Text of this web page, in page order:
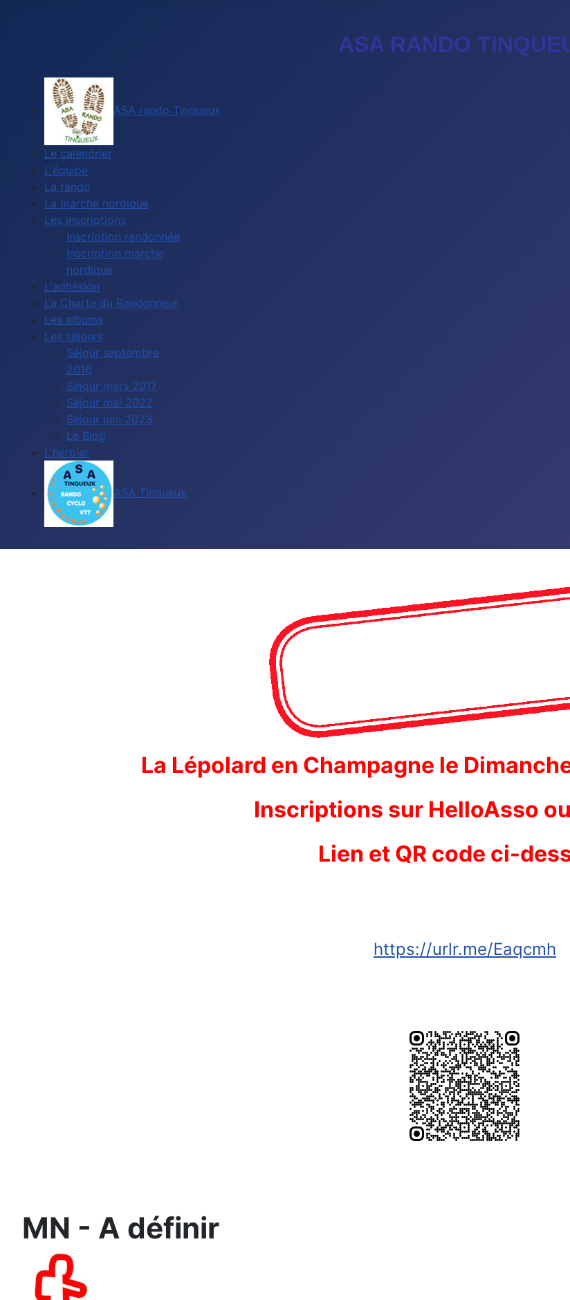
ASA RANDO
ASA rando Tinqueux
Le calendrier
L'équipe
La rando
La marche nordique
Les inscriptions
Inscription randonnée
Inscription marche
nordique
L'adhésion
La Charte du Randonneur
Les albums
Les séjours
Séjour septembre
2016
Séjour mars 2017
Séjour mai 2022
Séjour juin 2023
Le Blog
L'herbier
ASA Tinqueux
La Lépolard en Champagne le
Inscriptions sur HelloAsso
Lien et QR code ci-
https://urlr.me/Eaqcmh
MN - A définir